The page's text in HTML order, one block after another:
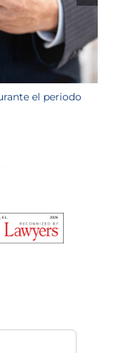
el periodo